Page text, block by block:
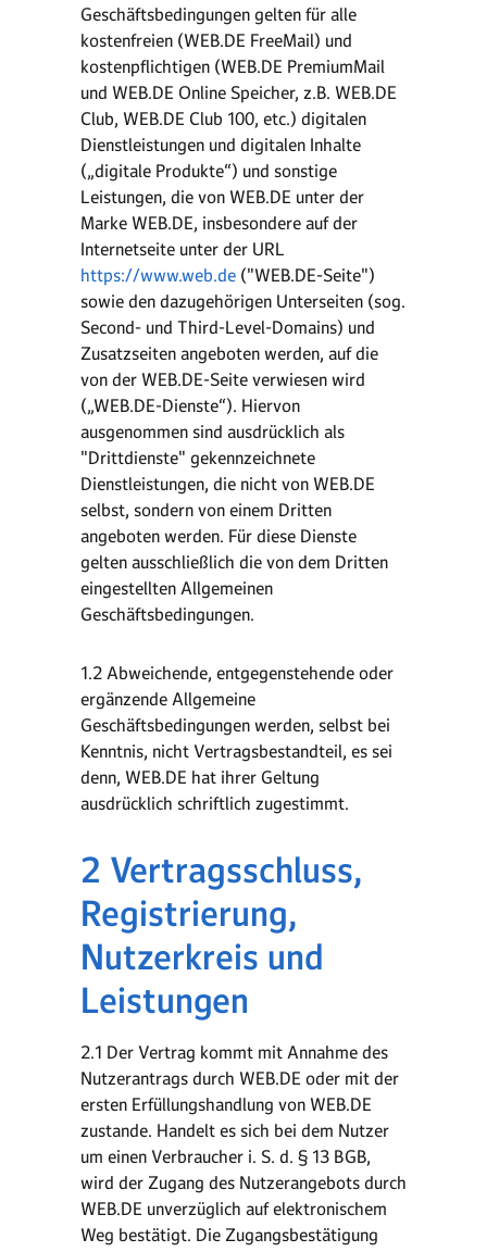
Geschäftsbedingungen gelten für alle
kostenfreien (WEB.DE FreeMail) und
kostenpflichtigen (WEB.DE PremiumMail
und WEB.DE Online Speicher, z.B. WEB.DE
Club, WEB.DE Club 100, etc.) digitalen
Dienstleistungen und digitalen Inhalte
(„digitale Produkte“) und sonstige
Leistungen, die von WEB.DE unter der
Marke WEB.DE, insbesondere auf der
Internetseite unter der URL
https://www.web.de ("WEB.DE-Seite")
sowie den dazugehörigen Unterseiten (sog.
Second- und Third-Level-Domains) und
Zusatzseiten angeboten werden, auf die
von der WEB.DE-Seite verwiesen wird
(„WEB.DE-Dienste“). Hiervon
ausgenommen sind ausdrücklich als
"Drittdienste" gekennzeichnete
Dienstleistungen, die nicht von WEB.DE
selbst, sondern von einem Dritten
angeboten werden. Für diese Dienste
gelten ausschließlich die von dem Dritten
eingestellten Allgemeinen
Geschäftsbedingungen.
1.2 Abweichende, entgegenstehende oder
ergänzende Allgemeine
Geschäftsbedingungen werden, selbst bei
Kenntnis, nicht Vertragsbestandteil, es sei
denn, WEB.DE hat ihrer Geltung
ausdrücklich schriftlich zugestimmt.
2 Vertragsschluss,
Registrierung,
Nutzerkreis und
Leistungen
2.1 Der Vertrag kommt mit Annahme des
Nutzerantrags durch WEB.DE oder mit der
ersten Erfüllungshandlung von WEB.DE
zustande. Handelt es sich bei dem Nutzer
um einen Verbraucher i. S. d. § 13 BGB,
wird der Zugang des Nutzerangebots durch
WEB.DE unverzüglich auf elektronischem
Weg bestätigt. Die Zugangsbestätigung